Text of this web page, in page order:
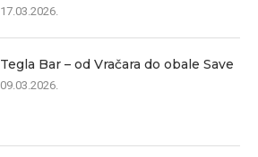
17.03.2026.
Tegla Bar – od Vračara do obale Save
09.03.2026.